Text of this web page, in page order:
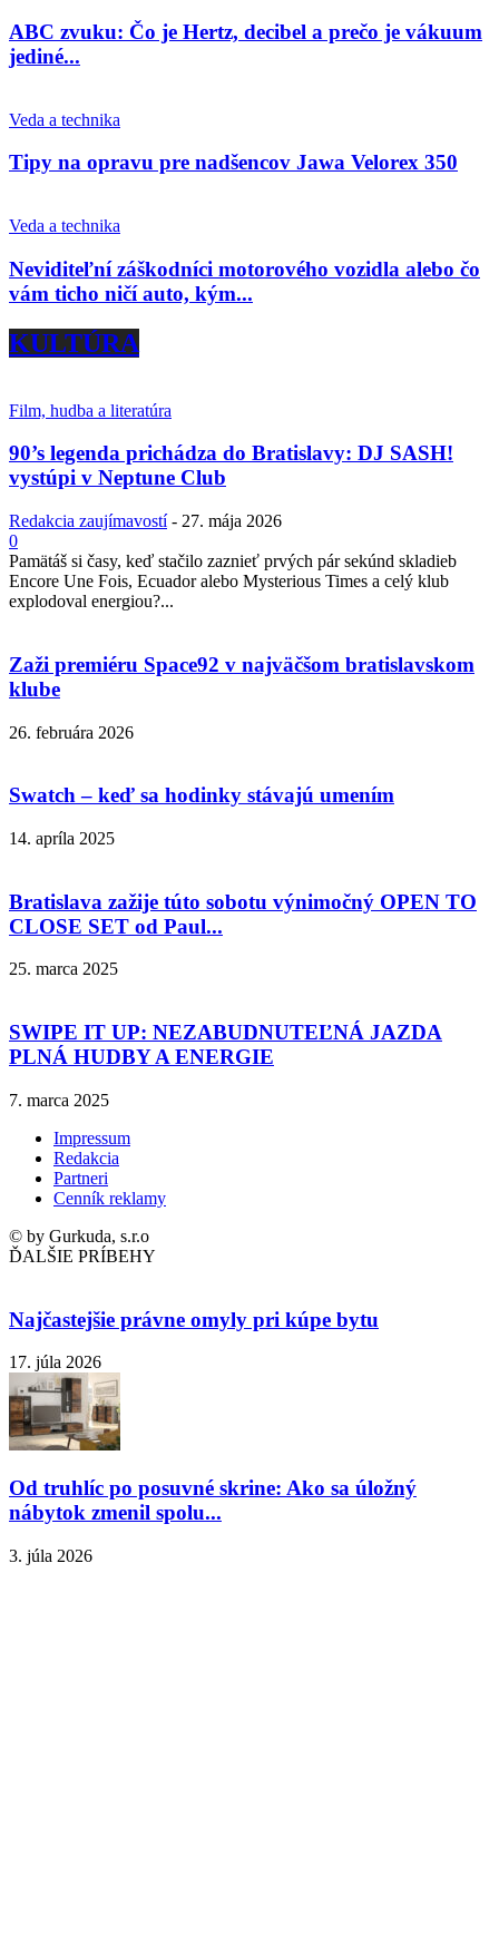
ABC zvuku: Čo je Hertz, decibel a prečo je vákuum
jediné...
Veda a technika
Tipy na opravu pre nadšencov Jawa Velorex 350
Veda a technika
Neviditeľní záškodníci motorového vozidla alebo čo
vám ticho ničí auto, kým...
KULTÚRA
Film, hudba a literatúra
90’s legenda prichádza do Bratislavy: DJ SASH!
vystúpi v Neptune Club
Redakcia zaujímavostí - 27. mája 2026
0
Pamätáš si časy, keď stačilo zaznieť prvých pár sekúnd skladieb
Encore Une Fois, Ecuador alebo Mysterious Times a celý klub
explodoval energiou?...
Zaži premiéru Space92 v najväčšom bratislavskom
klube
26. februára 2026
Swatch – keď sa hodinky stávajú umením
14. apríla 2025
Bratislava zažije túto sobotu výnimočný OPEN TO
CLOSE SET od Paul...
25. marca 2025
SWIPE IT UP: NEZABUDNUTEĽNÁ JAZDA
PLNÁ HUDBY A ENERGIE
7. marca 2025
Impressum
Redakcia
Partneri
Cenník reklamy
© by Gurkuda, s.r.o
ĎALŠIE PRÍBEHY
Najčastejšie právne omyly pri kúpe bytu
17. júla 2026
Od truhlíc po posuvné skrine: Ako sa úložný
nábytok zmenil spolu...
3. júla 2026